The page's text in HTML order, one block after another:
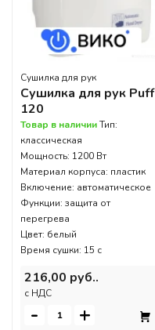
Сушилка для рук
Сушилка для рук Puff
120
Товар в наличииТип:
классическая
Мощность: 1200 Вт
Материал корпуса: пластик
Включение: автоматическое
Функции: защита от
перегрева
Цвет: белый
Время сушки: 15 с
216,00 руб..
c НДС
- +